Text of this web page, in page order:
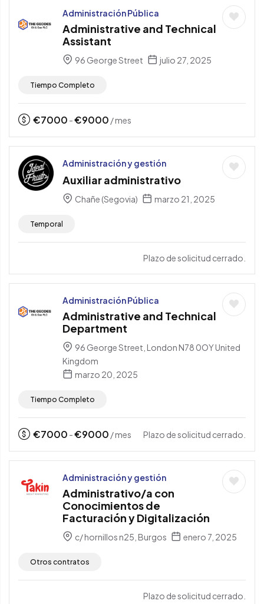
Administración Pública
Administrative and Technical
Assistant
96 George Street julio 27, 2025
Tiempo Completo
€7000 -€9000 / mes
Administración y gestión
Auxiliar administrativo
Chañe (Segovia) marzo 21, 2025
Temporal
Plazo de solicitud cerrado.
Administración Pública
Administrative and Technical
Department
96 George Street, London N78 0OY United
Kingdom
marzo 20, 2025
Tiempo Completo
€7000 -€9000 / mes Plazo de solicitud cerrado.
Administración y gestión
Administrativo/a con
Conocimientos de
Facturación y Digitalización
c/ hornillos n25, Burgos enero 7, 2025
Otros contratos
Plazo de solicitud cerrado.